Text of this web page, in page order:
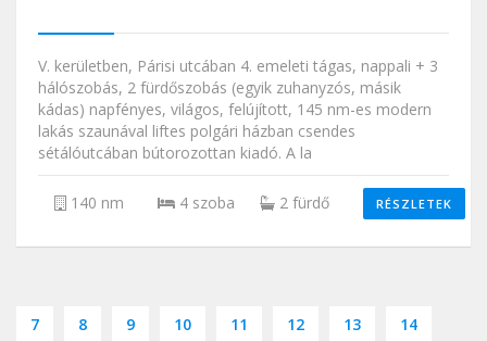
V. kerületben, Párisi utcában 4. emeleti tágas, nappali + 3
hálószobás, 2 fürdőszobás (egyik zuhanyzós, másik
kádas) napfényes, világos, felújított, 145 nm-es modern
lakás szaunával liftes polgári házban csendes
sétálóutcában bútorozottan kiadó. A la
140 nm 4 szoba 2 fürdő RÉSZLETEK
7 8 9 10 11 12 13 14